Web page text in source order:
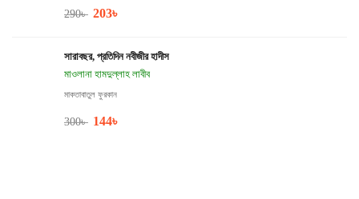
290৳ 203৳
সারাবছর, প্রতিদিন নবীজীর হাদীস
মাওলানা হামদুল্লাহ লাবীব
মাকতাবাতুল ফুরকান
300৳ 144৳